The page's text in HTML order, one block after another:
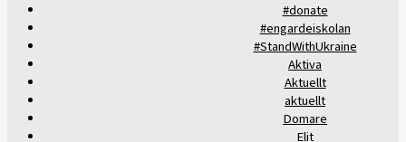
#donate
#engardeiskolan
#StandWithUkraine
Aktiva
Aktuellt
aktuellt
Domare
Elit